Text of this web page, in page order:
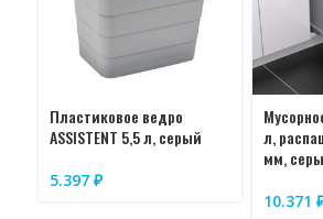
Пластиковое ведро
ASSISTENT 5,5 л, серый
5.397 ₽
л,
мм,
10.371